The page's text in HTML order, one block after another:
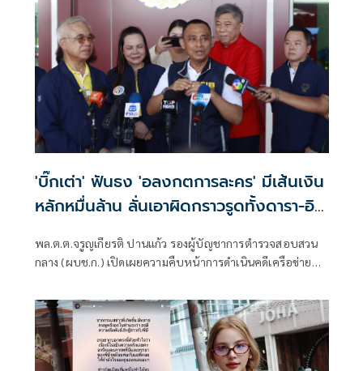
'บิ๊กเต่า' ฟันธง 'อลงกตการละคร' มีเส้นเงิน
หลักหมื่นล้าน ลั่นเอาผิดกราวรูดทั้งดารา-อิน
พล.ต.ต.จรูญเกียรติ ปานแก้ว รองผู้บัญชาการตำรวจสอบสวน
กลาง (ผบช.ก.) เปิดเผยความคืบหน้าการดำเนินคดีเครือข่าย
ปากคำกับเจ้าหน้าที่อย่างต่อเนื่อง รวมถึงคณะกรรมการมูลนิธิ
พุทธสถานลพบุรีศรีสุวรรณภูมิ ที่จะเข้ามาให้ข้อมูลในวันนี้ (29
ส.ค.) ด้วย ซึ่งเชื่อว่าจะช่วยเชื่อมโยงข้อมูลเส้นทางการเงินของ
เครือข่ายนี้